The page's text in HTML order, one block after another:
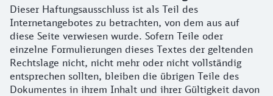
Dieser Haftungsausschluss ist als Teil des
Internetangebotes zu betrachten, von dem aus auf
diese Seite verwiesen wurde. Sofern Teile oder
einzelne Formulierungen dieses Textes der geltenden
Rechtslage nicht, nicht mehr oder nicht vollständig
entsprechen sollten, bleiben die übrigen Teile des
Dokumentes in ihrem Inhalt und ihrer Gültigkeit davon